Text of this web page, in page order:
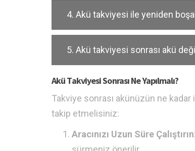
4. Akü takviyesi ile yeniden
5. Akü takviyesi sonrası akü
Akü Takviyesi Sonrası Ne Yapılmalı?
Takviye sonrası akünüzün ne kadar
takip etmelisiniz:
Aracınızı Uzun Süre Çalıştırın